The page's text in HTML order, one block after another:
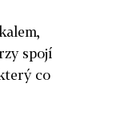
spojí
co